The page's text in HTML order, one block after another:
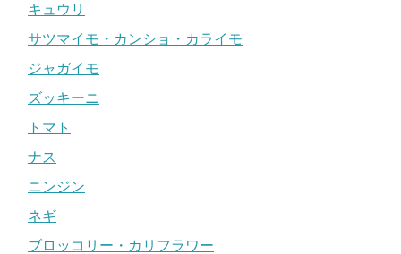
キュウリ
サツマイモ・カンショ・カライモ
ジャガイモ
ズッキーニ
トマト
ナス
ニンジン
ネギ
ブロッコリー・カリフラワー